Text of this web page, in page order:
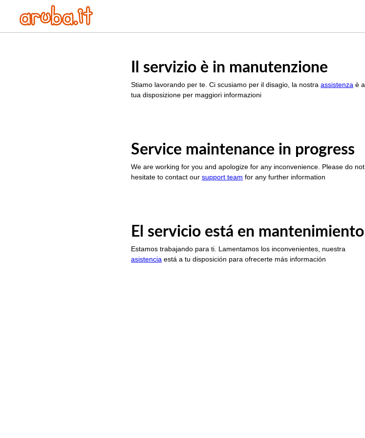
Il servizio è in manutenzione
Stiamo lavorando per te. Ci scusiamo per il disagio, la nostraassistenza è a
tua disposizione per maggiori informazioni
Service maintenance in progress
We are working for you and apologize for any inconvenience. Please do not
hesitate to contact oursupport team for any further information
El servicio está en mantenimiento
Estamos trabajando para ti. Lamentamos los inconvenientes, nuestra
asistencia está a tu disposición para ofrecerte más información